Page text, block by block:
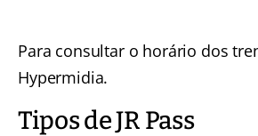
Para consultar o horário dos
Hypermidia.
Tipos de JR Pass